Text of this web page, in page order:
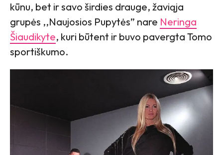
kūnu, bet ir savo širdies drauge, žaviąja
grupės ,,Naujosios Pupytės” nare Neringa
Šiaudikyte, kuri būtent ir buvo pavergta Tomo
sportiškumo.